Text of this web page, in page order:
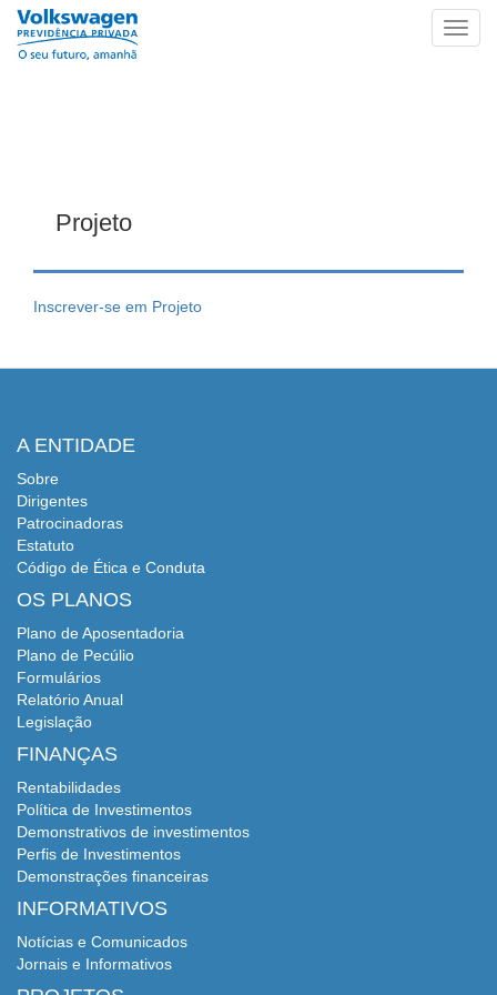
principal
Projeto
Inscrever-se em Projeto
A ENTIDADE
Sobre
Dirigentes
Patrocinadoras
Estatuto
Código de Ética e Conduta
OS PLANOS
Plano de Aposentadoria
Plano de Pecúlio
Formulários
Relatório Anual
Legislação
FINANÇAS
Rentabilidades
Política de Investimentos
Demonstrativos de investimentos
Perfis de Investimentos
Demonstrações financeiras
INFORMATIVOS
Notícias e Comunicados
Jornais e Informativos